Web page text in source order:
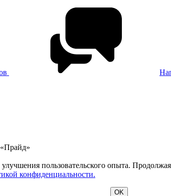
пользовательского опыта.
конфиденциальности.
OK